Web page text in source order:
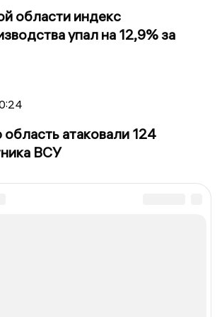
области индекс
упал на 12,9% за
атаковали 124
ВСУ